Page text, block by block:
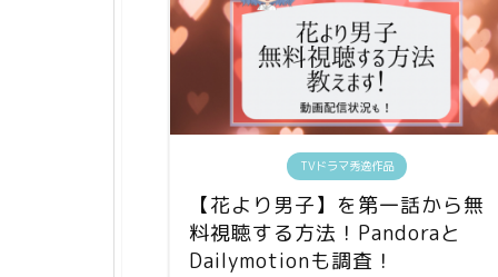
TVドラマ秀逸作品
【花より男子】を第一話から無
料視聴する方法！Pandoraと
Dailymotionも調査！